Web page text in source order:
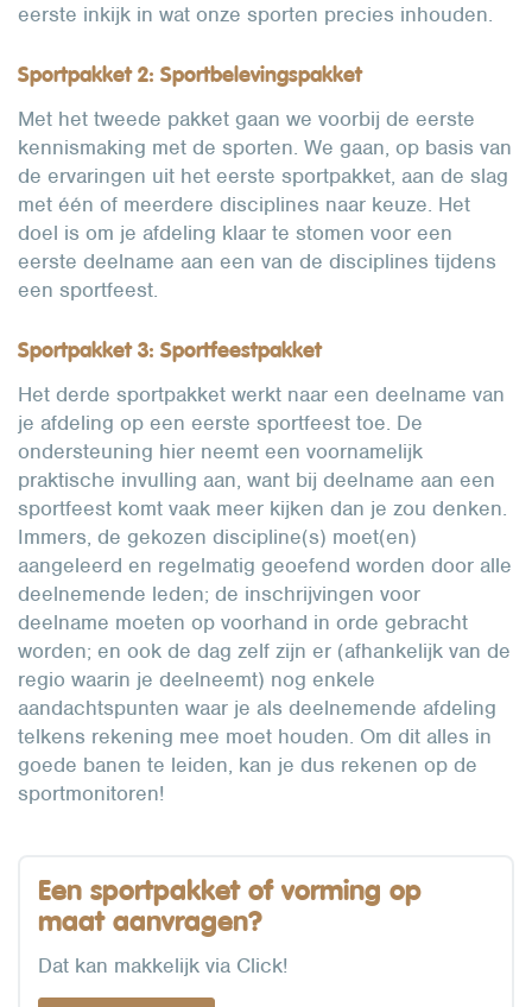
eerste inkijk in wat onze sporten precies inhouden.
Sportpakket 2: Sportbelevingspakket
Met het tweede pakket gaan we voorbij de eerste
kennismaking met de sporten. We gaan, op basis van
de ervaringen uit het eerste sportpakket, aan de slag
met één of meerdere disciplines naar keuze. Het
doel is om je afdeling klaar te stomen voor een
eerste deelname aan een van de disciplines tijdens
een sportfeest.
Sportpakket 3: Sportfeestpakket
Het derde sportpakket werkt naar een deelname van
je afdeling op een eerste sportfeest toe. De
ondersteuning hier neemt een voornamelijk
praktische invulling aan, want bij deelname aan een
sportfeest komt vaak meer kijken dan je zou denken.
Immers, de gekozen discipline(s) moet(en)
aangeleerd en regelmatig geoefend worden door alle
deelnemende leden; de inschrijvingen voor
deelname moeten op voorhand in orde gebracht
worden; en ook de dag zelf zijn er (afhankelijk van de
regio waarin je deelneemt) nog enkele
aandachtspunten waar je als deelnemende afdeling
telkens rekening mee moet houden. Om dit alles in
goede banen te leiden, kan je dus rekenen op de
sportmonitoren!
Een sportpakket of vorming op
maat aanvragen?
Dat kan makkelijk via Click!